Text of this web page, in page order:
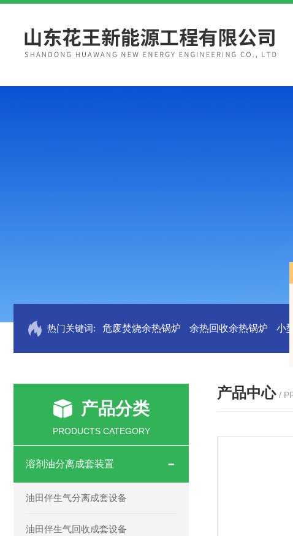
热门关键词: 危废焚烧余热锅炉 余热回收余热锅炉 小
产品分类
PRODUCTS CATEGORY
溶剂油分离成套装置
油田伴生气分离成套设备
油田伴生气回收成套设备
产品中心 /